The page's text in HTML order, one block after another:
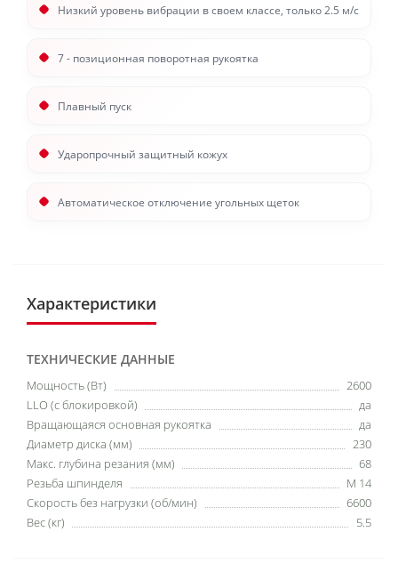
Низкий уровень вибрации в своем классе, только 2.5 м/с
7 - позиционная поворотная рукоятка
Плавный пуск
Ударопрочный защитный кожух
Автоматическое отключение угольных щеток
Характеристики
ТЕХНИЧЕСКИЕ ДАННЫЕ
Мощность (Вт)
2600
LLO (с блокировкой)
да
Вращающаяся основная рукоятка
да
Диаметр диска (мм)
230
Макс. глубина резания (мм)
68
Резьба шпинделя
M 14
Скорость без нагрузки (об/мин)
6600
Вес (кг)
5.5